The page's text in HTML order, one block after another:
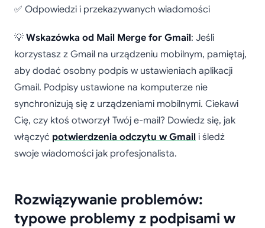
✅ Odpowiedzi i przekazywanych wiadomości
💡 Wskazówka od Mail Merge for Gmail: Jeśli
korzystasz z Gmail na urządzeniu mobilnym, pamiętaj,
aby dodać osobny podpis w ustawieniach aplikacji
Gmail. Podpisy ustawione na komputerze nie
synchronizują się z urządzeniami mobilnymi. Ciekawi
Cię, czy ktoś otworzył Twój e-mail? Dowiedz się, jak
włączyć potwierdzenia odczytu w Gmail i śledź
swoje wiadomości jak profesjonalista.
Rozwiązywanie problemów:
typowe problemy z podpisami w